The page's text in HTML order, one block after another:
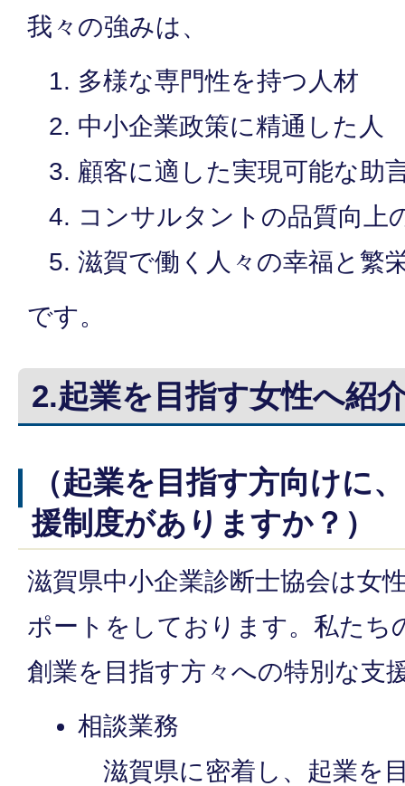
我々の強みは、
多様な専門性を持つ人材
中小企業政策に精通した人
顧客に適した実現可能な助
コンサルタントの品質向上
滋賀で働く人々の幸福と繁
です。
2.起業を目指す女性へ紹
（起業を目指す方向けに
援制度がありますか？）
滋賀県中小企業診断士協会は女
ポートをしております。私たち
創業を目指す方々への特別な支
相談業務
滋賀県に密着し、起業を